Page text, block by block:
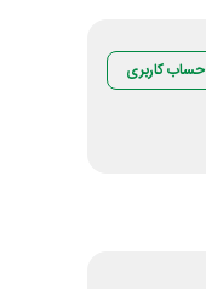
حساب کاربری